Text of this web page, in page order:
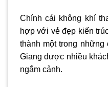
Chính cái không khí
hợp với vẻ đẹp kiến
thành một trong
Giang được nhiều
ngắm cảnh.